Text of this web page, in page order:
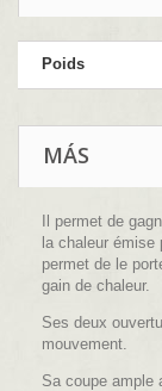
Poids
MÁS
Il permet de
la chaleur émise
permet de le
gain de chaleur.
Ses deux
mouvement.
Sa coupe ample